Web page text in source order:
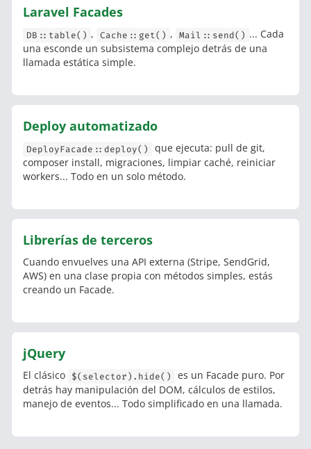
Laravel Facades
DB::table() , Cache::get() , Mail::send() ... Cada
una esconde un subsistema complejo detrás de una
llamada estática simple.
Deploy automatizado
DeployFacade::deploy()
que ejecuta: pull de git,
composer install, migraciones, limpiar caché, reiniciar
workers... Todo en un solo método.
Librerías de terceros
Cuando envuelves una API externa (Stripe, SendGrid,
AWS) en una clase propia con métodos simples, estás
creando un Facade.
jQuery
El clásico $(selector).hide()
es un Facade puro. Por
detrás hay manipulación del DOM, cálculos de estilos,
manejo de eventos... Todo simplificado en una llamada.